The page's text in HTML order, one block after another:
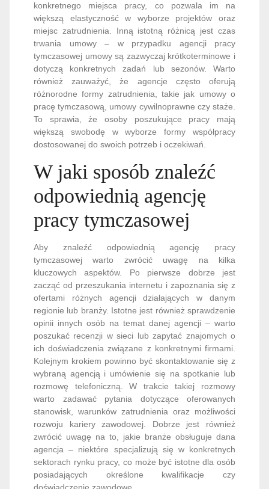
konkretnego miejsca pracy, co pozwala im na
większą elastyczność w wyborze projektów oraz
miejsc zatrudnienia. Inną istotną różnicą jest czas
trwania umowy – w przypadku agencji pracy
tymczasowej umowy są zazwyczaj krótkoterminowe i
dotyczą konkretnych zadań lub sezonów. Warto
również zauważyć, że agencje często oferują
różnorodne formy zatrudnienia, takie jak umowy o
pracę tymczasową, umowy cywilnoprawne czy staże.
To sprawia, że osoby poszukujące pracy mają
większą swobodę w wyborze formy współpracy
dostosowanej do swoich potrzeb i oczekiwań.
W jaki sposób znaleźć
odpowiednią agencję
pracy tymczasowej
Aby znaleźć odpowiednią agencję pracy
tymczasowej warto zwrócić uwagę na kilka
kluczowych aspektów. Po pierwsze dobrze jest
zacząć od przeszukania internetu i zapoznania się z
ofertami różnych agencji działających w danym
regionie lub branży. Istotne jest również sprawdzenie
opinii innych osób na temat danej agencji – warto
poszukać recenzji w sieci lub zapytać znajomych o
ich doświadczenia związane z konkretnymi firmami.
Kolejnym krokiem powinno być skontaktowanie się z
wybraną agencją i umówienie się na spotkanie lub
rozmowę telefoniczną. W trakcie takiej rozmowy
warto zadawać pytania dotyczące oferowanych
stanowisk, warunków zatrudnienia oraz możliwości
rozwoju kariery zawodowej. Dobrze jest również
zwrócić uwagę na to, jakie branże obsługuje dana
agencja – niektóre specjalizują się w konkretnych
sektorach rynku pracy, co może być istotne dla osób
posiadających określone kwalifikacje czy